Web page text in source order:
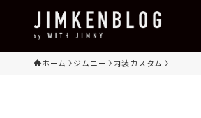
ホーム ジムニー 内装カスタム